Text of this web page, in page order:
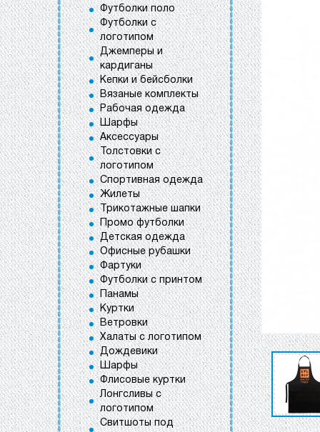
Футболки поло
Футболки с
логотипом
Джемперы и
кардиганы
Кепки и бейсболки
Вязаные комплекты
Рабочая одежда
Шарфы
Аксессуары
Толстовки с
логотипом
Спортивная одежда
Жилеты
Трикотажные шапки
Промо футболки
Детская одежда
Офисные рубашки
Фартуки
Футболки с принтом
Панамы
Куртки
Ветровки
Халаты с логотипом
Дождевики
Шарфы
Флисовые куртки
Лонгсливы с
логотипом
Свитшоты под